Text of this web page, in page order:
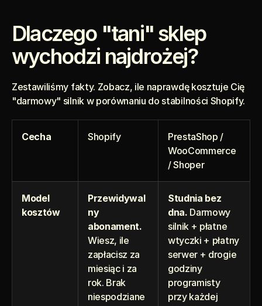
Dlaczego "tani" sklep
wychodzi najdrożej?
Zestawiliśmy fakty. Zobacz, ile naprawdę kosztuje Cię
"darmowy" silnik w porównaniu do stabilności Shopify.
Cecha Shopify
PrestaShop /
WooCommerce
/ Shoper
Model
kosztów
Przewidywal
ny
abonament.
Wiesz, ile
zapłacisz za
miesiąc i za
rok. Brak
niespodziane
Studnia bez
dna. Darmowy
silnik + płatne
wtyczki + płatny
serwer + drogie
godziny
programisty
przy każdej